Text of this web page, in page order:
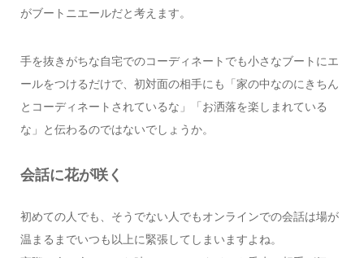
がブートニエールだと考えます。
手を抜きがちな自宅でのコーディネートでも小さなブートにエ
ールをつけるだけで、初対面の相手にも「家の中なのにきちん
とコーディネートされているな」「お洒落を楽しまれている
な」と伝わるのではないでしょうか。
会話に花が咲く
初めての人でも、そうでない人でもオンラインでの会話は場が
温まるまでいつも以上に緊張してしまいますよね。